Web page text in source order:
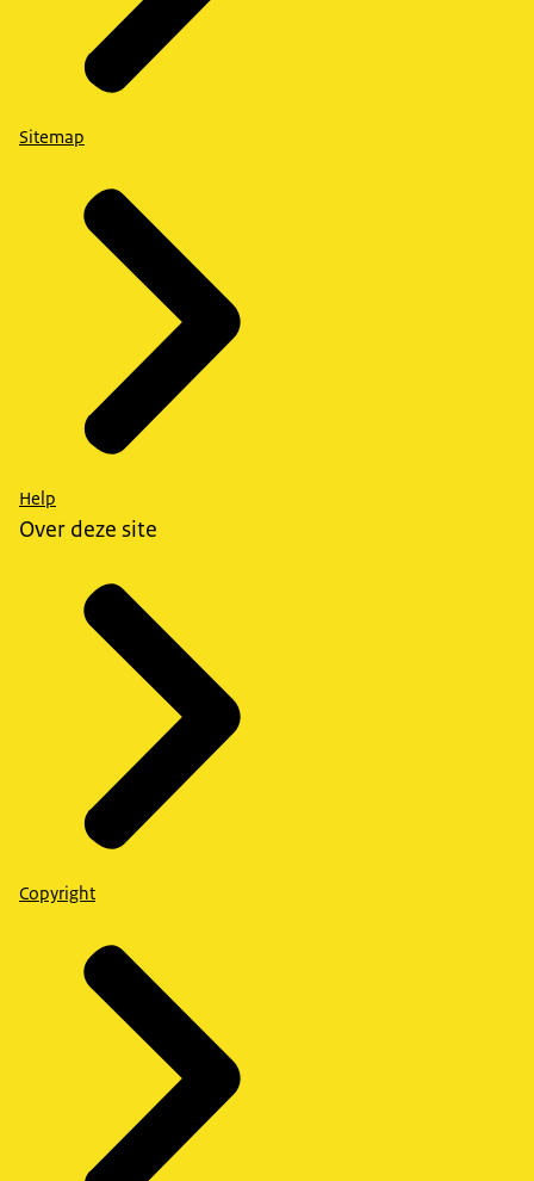
Sitemap
Help
Over deze site
Copyright